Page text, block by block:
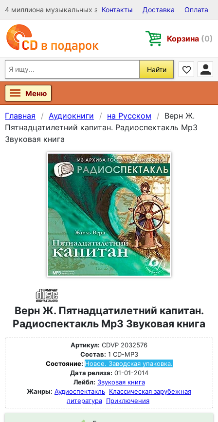
4 миллиона музыкальных записей на Виниле, CD и DVD
Контакты Доставка Оплата
Корзина (0)
Найти
Меню
Главная Аудиокниги на Русском
Верн Ж.
Пятнадцатилетний капитан. Радиоспектакль Mp3
Звуковая книга
Верн Ж. Пятнадцатилетний капитан.
Радиоспектакль Mp3 Звуковая книга
Артикул: CDVP 2032576
Состав: 1 CD-MP3
Состояние: Новое. Заводская упаковка.
Дата релиза: 01-01-2014
Лейбл: Звуковая книга
Жанры: Аудиоспектакль Классическая зарубежная
литература Приключения